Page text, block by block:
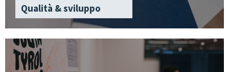
Qualità & sviluppo